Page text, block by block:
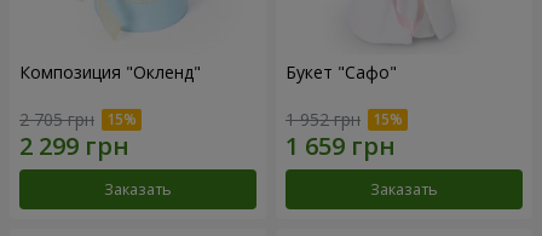
Композиция "Окленд"
2 705 грн
Заказать
Букет "Сафо"
1 952 грн
Заказать